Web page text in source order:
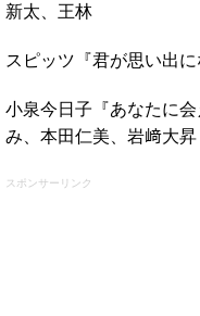
新太、王林
スピッツ『君が思い出
小泉今日子『あなたに
み、本田仁美、岩﨑大昇
スポンサーリンク